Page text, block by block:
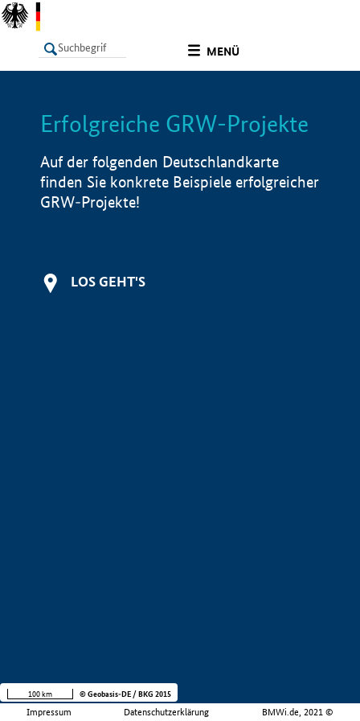
MENÜ
LISTE Info
Erfolgreiche GRW-Projekte
Auf der folgenden Deutschlandkarte
finden Sie konkrete Beispiele erfolgreicher
GRW-Projekte!
LOS GEHT'S
Impressum Datenschutzerklärung BMWi.de, 2021 ©
100 km © Geobasis-DE / BKG 2015